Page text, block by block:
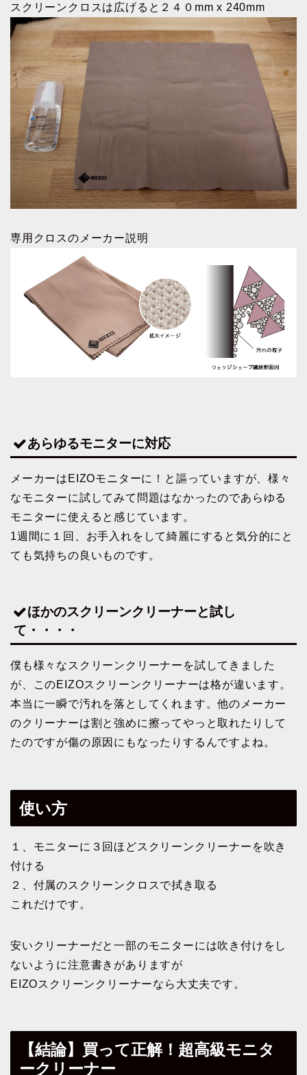
スクリーンクロスは広げると２４０mm x 240mm
専用クロスのメーカー説明
あらゆるモニターに対応
メーカーはEIZOモニターに！と謳っていますが、様々
なモニターに試してみて問題はなかったのであらゆる
モニターに使えると感じています。
1週間に１回、お手入れをして綺麗にすると気分的にと
ても気持ちの良いものです。
ほかのスクリーンクリーナーと試し
て・・・・
僕も様々なスクリーンクリーナーを試してきました
が、このEIZOスクリーンクリーナーは格が違います。
本当に一瞬で汚れを落としてくれます。他のメーカー
のクリーナーは割と強めに擦ってやっと取れたりして
たのですが傷の原因にもなったりするんですよね。
使い方
１、モニターに３回ほどスクリーンクリーナーを吹き
付ける
２、付属のスクリーンクロスで拭き取る
これだけです。
安いクリーナーだと一部のモニターには吹き付けをし
ないように注意書きがありますが
EIZOスクリーンクリーナーなら大丈夫です。
【結論】買って正解！超高級モニタ
ークリーナー